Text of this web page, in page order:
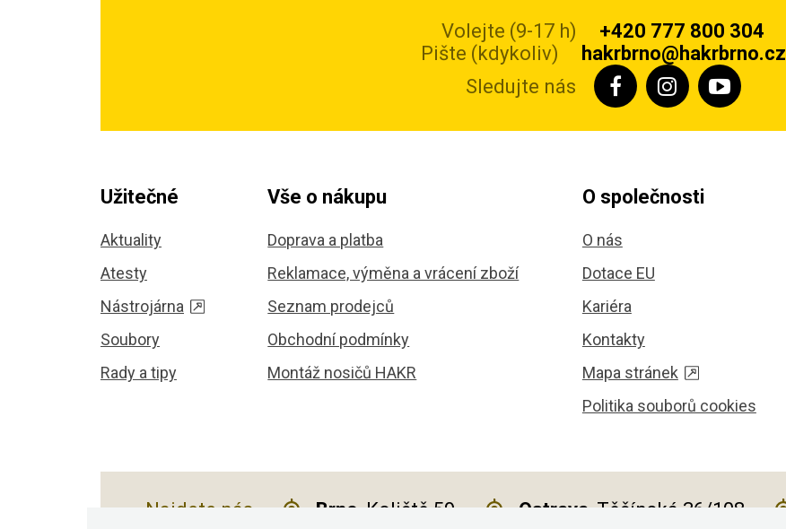
Volejte (9-17 h)
+420 777 800 304
Pište (kdykoliv)
hakrbrno@hakrbrno.cz
Sledujte nás
Užitečné
Aktuality
Atesty
Nástrojárna
Soubory
Rady a tipy
Vše o nákupu
Doprava a platba
Reklamace, výměna a vrácení zboží
Seznam prodejců
Obchodní podmínky
Montáž nosičů HAKR
O společnosti
O nás
Dotace EU
Kariéra
Kontakty
Mapa stránek
Politika souborů cookies
Najdete nás Brno, Koliště 59 Ostrava, Těšínská 36/108